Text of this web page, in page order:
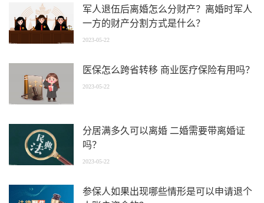
军人退伍后离婚怎么分财产？离婚时军人
一方的财产分割方式是什么？
2023-05-22
医保怎么跨省转移 商业医疗保险有用吗？
2023-05-22
分居满多久可以离婚 二婚需要带离婚证
吗？
2023-05-22
参保人如果出现哪些情形是可以申请退个